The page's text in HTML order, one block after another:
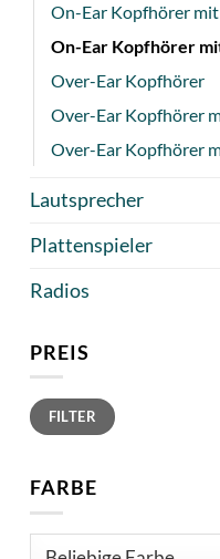
On-Ear Kopfhörer
On-Ear Kopfhörer
Over-Ear Kopfhörer
Over-Ear Kopfhörer
Over-Ear Kopfhörer
Lautsprecher
Plattenspieler
Radios
PREIS
Min.
Preis
Max.
PreisFILTER
FARBE